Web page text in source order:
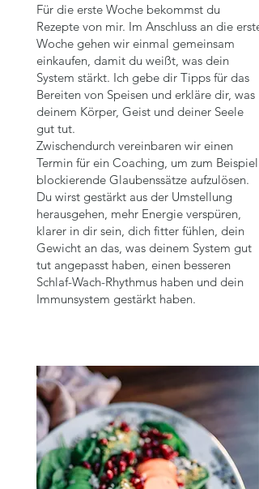
Für die erste Woche bekommst du
Rezepte von mir. Im Anschluss an die erste
Woche gehen wir einmal gemeinsam
einkaufen, damit du weißt, was dein
System stärkt. Ich gebe dir Tipps für das
Bereiten von Speisen und erkläre dir, was
deinem Körper, Geist und deiner Seele
gut tut.
Zwischendurch vereinbaren wir einen
Termin für ein Coaching, um zum Beispiel
blockierende Glaubenssätze aufzulösen.
Du wirst gestärkt aus der Umstellung
herausgehen, mehr Energie verspüren,
klarer in dir sein, dich fitter fühlen, dein
Gewicht an das, was deinem System gut
tut angepasst haben, einen besseren
Schlaf-Wach-Rhythmus haben und dein
Immunsystem gestärkt haben.